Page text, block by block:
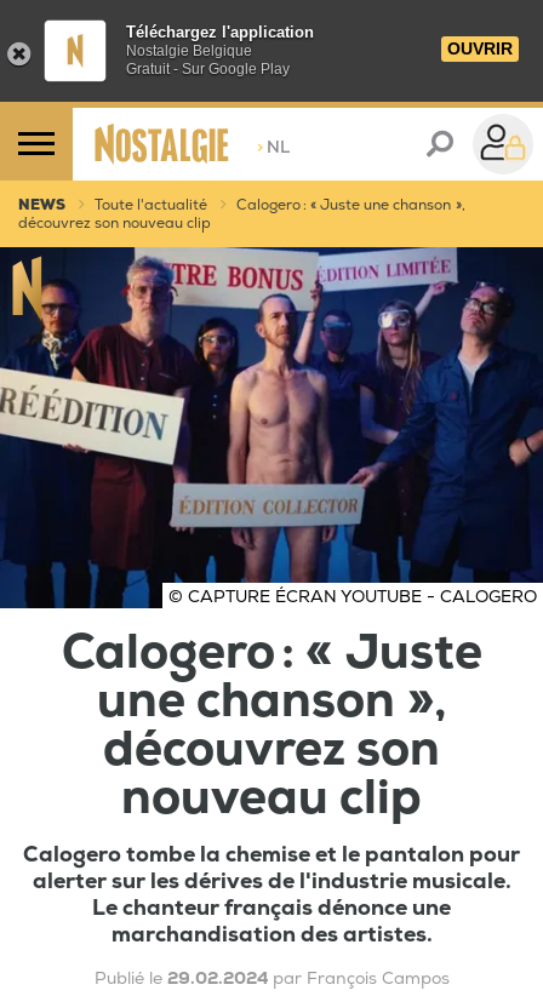
Téléchargez l'application
Nostalgie Belgique
Gratuit - Sur Google Play
OUVRIR
> NL
NEWS Toute l'actualité
Calogero : « Juste une chanson »,
découvrez son nouveau clip
© CAPTURE ÉCRAN YOUTUBE - CALOGERO
Calogero : « Juste
une chanson »,
découvrez son
nouveau clip
Calogero tombe la chemise et le pantalon pour
alerter sur les dérives de l'industrie musicale.
Le chanteur français dénonce une
marchandisation des artistes.
Publié le 29.02.2024 par François Campos